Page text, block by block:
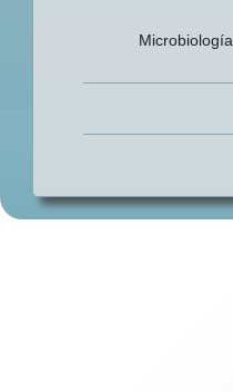
Microbiología